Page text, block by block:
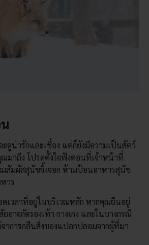
ดูน่ารักและเชื่อง แต่ก็ยังมีความเป็นสัตว์
มาถึง โปรดตั้งใจฟังตอนที่เจ้าหน้าที่
สัมผัสสุนัขจิ้งจอก ห้ามป้อนอาหารสุนัข
าร
เวลาที่อยู่ในบริเวณหลัก หากคุณยืนอยู่
อาจกัดรองเท้า กางเกง และในบางกรณี
าการกลืนสิ่งของแปลกปลอมจากผู้ที่มา